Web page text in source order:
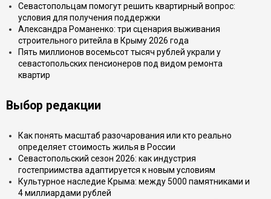
Севастопольцам помогут решить квартирный вопрос:
условия для получения поддержки
Александра Романенко: три сценария выживания
строительного ритейла в Крыму 2026 года
Пять миллионов восемьсот тысяч рублей украли у
севастопольских пенсионеров под видом ремонта
квартир
Выбор редакции
Как понять масштаб разочарования или кто реально
определяет стоимость жилья в России
Севастопольский сезон 2026: как индустрия
гостеприимства адаптируется к новым условиям
Культурное наследие Крыма: между 5000 памятниками и
4 миллиардами рублей